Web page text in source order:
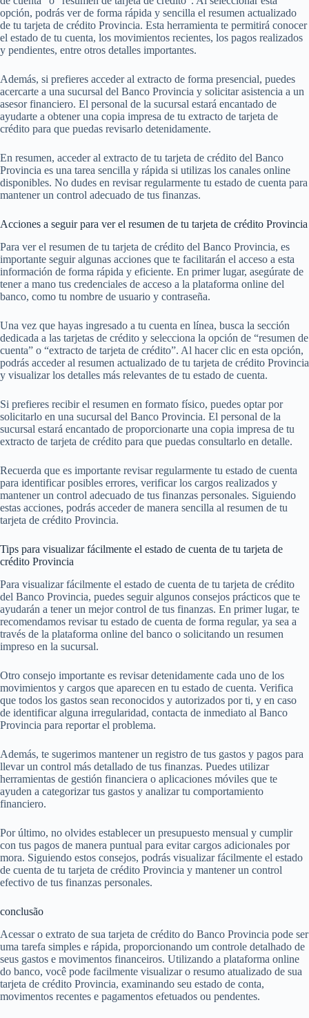
opción, podrás ver de forma rápida y sencilla el resumen actualizado
de tu tarjeta de crédito Provincia. Esta herramienta te permitirá conocer
el estado de tu cuenta, los movimientos recientes, los pagos realizados
y pendientes, entre otros detalles importantes.
Además, si prefieres acceder al extracto de forma presencial, puedes
acercarte a una sucursal del Banco Provincia y solicitar asistencia a un
asesor financiero. El personal de la sucursal estará encantado de
ayudarte a obtener una copia impresa de tu extracto de tarjeta de
crédito para que puedas revisarlo detenidamente.
En resumen, acceder al extracto de tu tarjeta de crédito del Banco
Provincia es una tarea sencilla y rápida si utilizas los canales online
disponibles. No dudes en revisar regularmente tu estado de cuenta para
mantener un control adecuado de tus finanzas.
Acciones a seguir para ver el resumen de tu tarjeta de crédito Provincia
Para ver el resumen de tu tarjeta de crédito del Banco Provincia, es
importante seguir algunas acciones que te facilitarán el acceso a esta
información de forma rápida y eficiente. En primer lugar, asegúrate de
tener a mano tus credenciales de acceso a la plataforma online del
banco, como tu nombre de usuario y contraseña.
Una vez que hayas ingresado a tu cuenta en línea, busca la sección
dedicada a las tarjetas de crédito y selecciona la opción de “resumen de
cuenta” o “extracto de tarjeta de crédito”. Al hacer clic en esta opción,
podrás acceder al resumen actualizado de tu tarjeta de crédito Provincia
y visualizar los detalles más relevantes de tu estado de cuenta.
Si prefieres recibir el resumen en formato físico, puedes optar por
solicitarlo en una sucursal del Banco Provincia. El personal de la
sucursal estará encantado de proporcionarte una copia impresa de tu
extracto de tarjeta de crédito para que puedas consultarlo en detalle.
Recuerda que es importante revisar regularmente tu estado de cuenta
para identificar posibles errores, verificar los cargos realizados y
mantener un control adecuado de tus finanzas personales. Siguiendo
estas acciones, podrás acceder de manera sencilla al resumen de tu
tarjeta de crédito Provincia.
Tips para visualizar fácilmente el estado de cuenta de tu tarjeta de
crédito Provincia
Para visualizar fácilmente el estado de cuenta de tu tarjeta de crédito
del Banco Provincia, puedes seguir algunos consejos prácticos que te
ayudarán a tener un mejor control de tus finanzas. En primer lugar, te
recomendamos revisar tu estado de cuenta de forma regular, ya sea a
través de la plataforma online del banco o solicitando un resumen
impreso en la sucursal.
Otro consejo importante es revisar detenidamente cada uno de los
movimientos y cargos que aparecen en tu estado de cuenta. Verifica
que todos los gastos sean reconocidos y autorizados por ti, y en caso
de identificar alguna irregularidad, contacta de inmediato al Banco
Provincia para reportar el problema.
Además, te sugerimos mantener un registro de tus gastos y pagos para
llevar un control más detallado de tus finanzas. Puedes utilizar
herramientas de gestión financiera o aplicaciones móviles que te
ayuden a categorizar tus gastos y analizar tu comportamiento
financiero.
Por último, no olvides establecer un presupuesto mensual y cumplir
con tus pagos de manera puntual para evitar cargos adicionales por
mora. Siguiendo estos consejos, podrás visualizar fácilmente el estado
de cuenta de tu tarjeta de crédito Provincia y mantener un control
efectivo de tus finanzas personales.
conclusão
Acessar o extrato de sua tarjeta de crédito do Banco Provincia pode ser
uma tarefa simples e rápida, proporcionando um controle detalhado de
seus gastos e movimentos financeiros. Utilizando a plataforma online
do banco, você pode facilmente visualizar o resumo atualizado de sua
tarjeta de crédito Provincia, examinando seu estado de conta,
movimentos recentes e pagamentos efetuados ou pendentes.